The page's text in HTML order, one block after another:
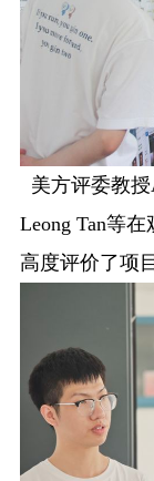
美方评委教授
Leong Tan等在
高度评价了项